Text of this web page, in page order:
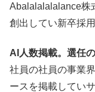
Abalalalalalance株
創出してい新卒採用
AI人数掲載。選任
社員の社員の事業
ースを掲載してい